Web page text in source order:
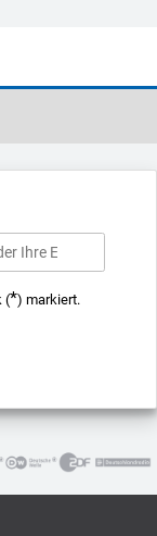
(*) markiert.